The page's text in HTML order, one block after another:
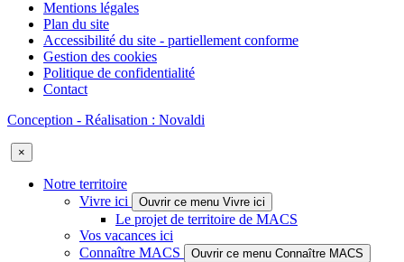
Mentions légales
Plan du site
Accessibilité du site - partiellement conforme
Gestion des cookies
Politique de confidentialité
Contact
Conception - Réalisation : Novaldi
×
Notre territoire
Vivre ici
Ouvrir ce menu Vivre ici
Le projet de territoire de MACS
Vos vacances ici
Connaître MACS
Ouvrir ce menu Connaître MACS